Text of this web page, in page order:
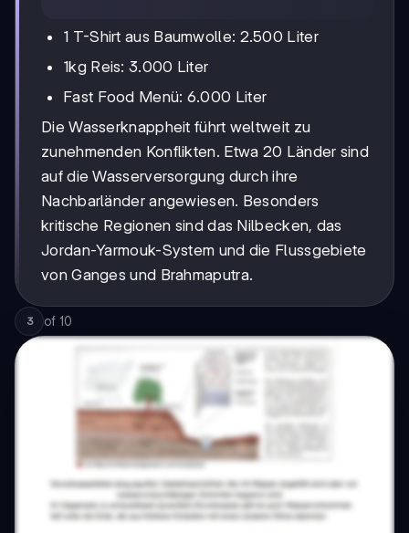
1 T-Shirt aus Baumwolle: 2.500 Liter
1kg Reis: 3.000 Liter
Fast Food Menü: 6.000 Liter
Die Wasserknappheit führt weltweit zu
zunehmenden Konflikten. Etwa 20 Länder sind
auf die Wasserversorgung durch ihre
Nachbarländer angewiesen. Besonders
kritische Regionen sind das Nilbecken, das
Jordan-Yarmouk-System und die Flussgebiete
von Ganges und Brahmaputra.
3 of 10